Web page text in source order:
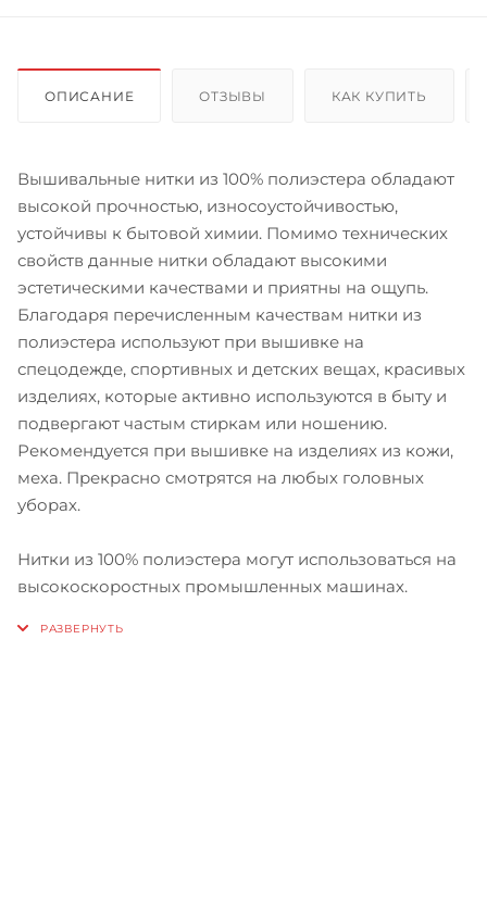
ОПИСАНИЕ ОТЗЫВЫ КАК КУПИТЬ
Вышивальные нитки из 100% полиэстера обладают
высокой прочностью, износоустойчивостью,
устойчивы к бытовой химии. Помимо технических
свойств данные нитки обладают высокими
эстетическими качествами и приятны на ощупь.
Благодаря перечисленным качествам нитки из
полиэстера используют при вышивке на
спецодежде, спортивных и детских вещах, красивых
изделиях, которые активно используются в быту и
подвергают частым стиркам или ношению.
Рекомендуется при вышивке на изделиях из кожи,
меха. Прекрасно смотрятся на любых головных
уборах.
Нитки из 100% полиэстера могут использоваться на
высокоскоростных промышленных машинах.